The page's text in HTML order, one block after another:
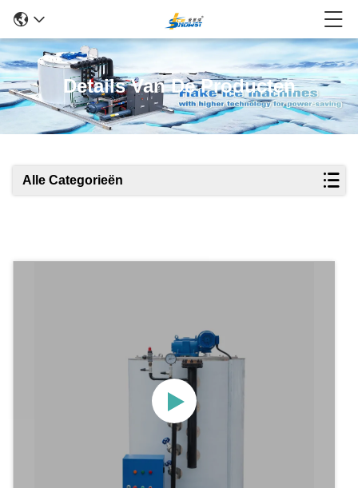
Details Van De Producten
Alle Categorieën